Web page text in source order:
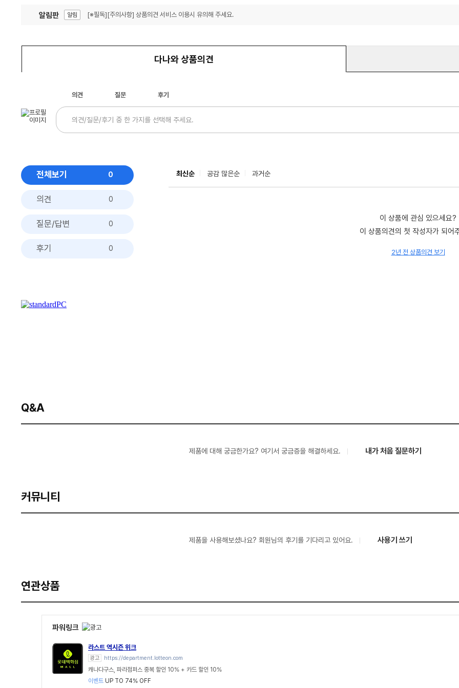
알림판 알림 [※필독][주의사항] 상품의견 서비스 이용시 유의해 주세요.
다나와 상품의견
의견 질문 후기
전체보기 0
의견 0
질문/답변 0
후기 0
최신순 공감 많은순 과거순
이 상품에 관심 있으세요?
이 상품의견의 첫 작성자가 되어
2년 전 상품의견 보기
Q&A
제품에 대해 궁금한가요? 여기서 궁금증을 해결하세요. 내가 처음 질문하기
커뮤니티
제품을 사용해보셨나요? 회원님의 후기를 기다리고 있어요. 사용기 쓰기
연관상품
파워링크
라스트 역시즌 위크
광고 https://department.lotteon.com
캐나다구스, 파라점퍼스 중복 할인 10% + 카드 할인 10%
이벤트 UP TO 74% OFF